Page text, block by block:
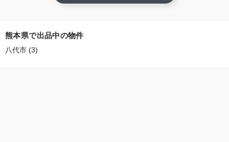
熊本県で出品中の物件
八代市 (3)